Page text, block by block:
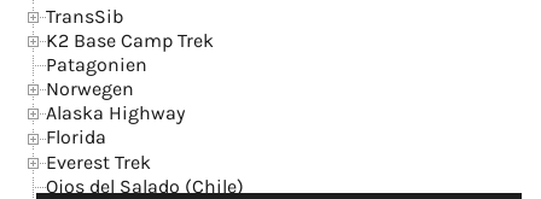
TransSib
K2 Base Camp Trek
Patagonien
Norwegen
Alaska Highway
Florida
Everest Trek
Ojos del Salado (Chile)